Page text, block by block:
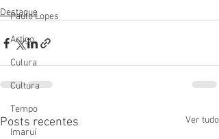
Paulo Lopes
Artigo
Culura
Cultura
Tempo
Imaruí
Destaque
Posts recentes Ver tudo